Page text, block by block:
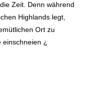
Zeit. Denn während
Highlands legt,
Ort zu
¿